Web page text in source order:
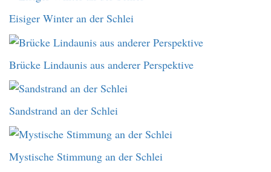
Eisiger Winter an der Schlei
Brücke Lindaunis aus anderer Perspektive
Sandstrand an der Schlei
Mystische Stimmung an der Schlei